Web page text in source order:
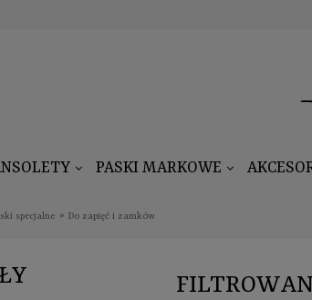
PASKI MARKOWE
specjalne » Do zapięć i zamków